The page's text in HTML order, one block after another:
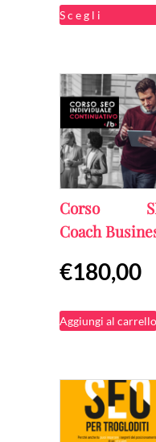
a
Scegli
Corso
Coach
€180,00
Aggiungi al carrello